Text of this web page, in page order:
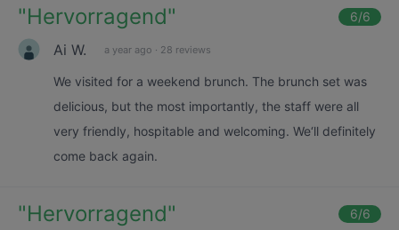
"Hervorragend" 6/6
Ai W. a year ago · 28 reviews
We visited for a weekend brunch. The brunch set was
delicious, but the most importantly, the staff were all
very friendly, hospitable and welcoming. We‘ll definitely
come back again.
"Hervorragend" 6/6